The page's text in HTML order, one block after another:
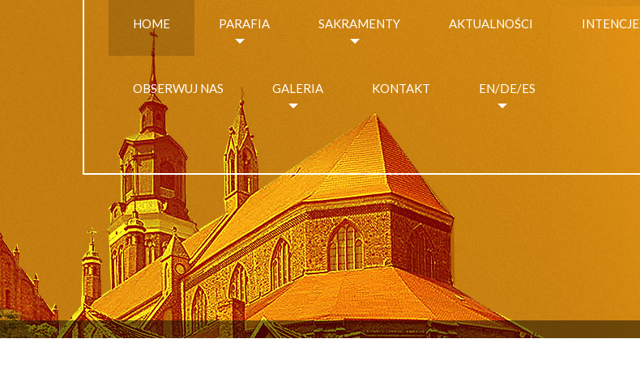
HOME PARAFIA SAKRAMENTY AKTUALNOŚCI INTENCJE
OBSERWUJ NAS GALERIA KONTAKT EN/DE/ES